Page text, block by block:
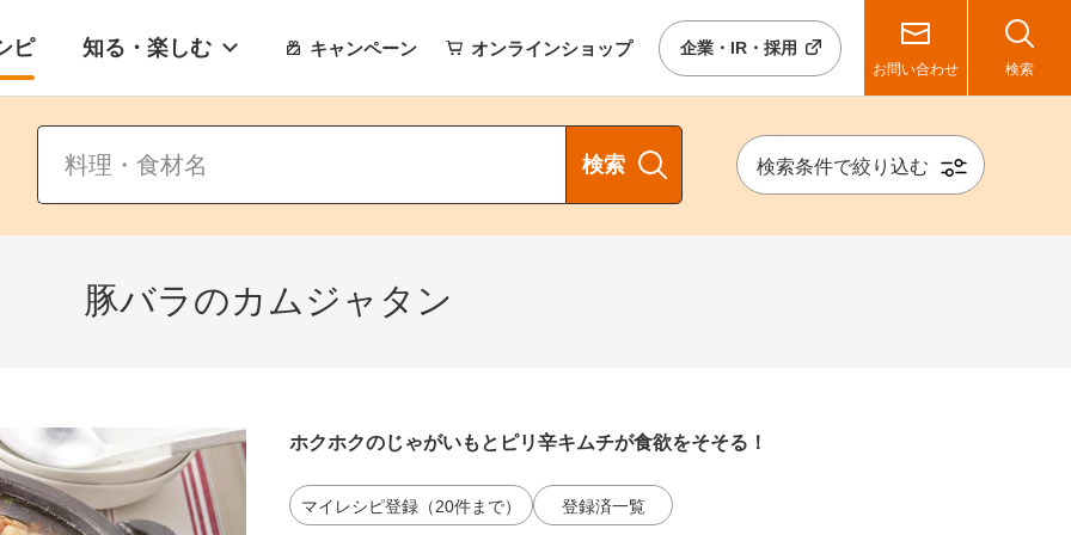
ピ 知る・楽しむ キャンペーン オンラインショップ 企業・IR・採用
お問い合わせ 検索
検索 検索条件で絞り込む
豚バラのカムジャタン
ホクホクのじゃがいもとピリ辛キムチが食欲をそそる！
マイレシピ登録（20件まで） 登録済一覧